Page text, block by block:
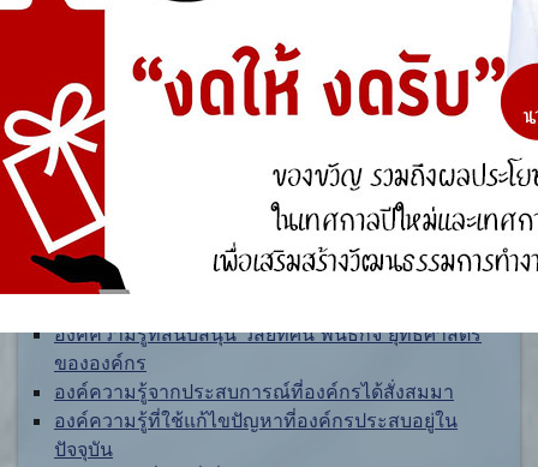
ศูนย์ร้องเรียน
สำนักงานคณะกรรมการป้องกันและปราบปรามการ
ทุจริตแห่งชาติ (ป.ป.ช.)
สำนักงานคณะกรรมการป้องกันและปราบปรามการ
ทุจริตในภาครัฐ
องค์ความรู้ที่สนับสนุน วิสัยทัศน์ พันธกิจ ยุทธศาสตร์
ขององค์กร
องค์ความรู้จากประสบการณ์ที่องค์กรได้สั่งสมมา
องค์ความรู้ที่ใช้แก้ไขปัญหาที่องค์กรประสบอยู่ใน
ปัจจุบัน